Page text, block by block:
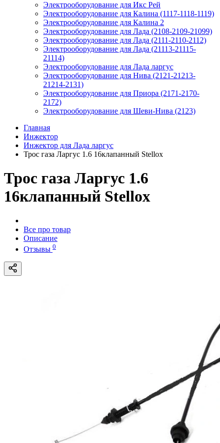
Электрооборудование для Икс Рей
Электрооборудование для Калина (1117-1118-1119)
Электрооборудование для Калина 2
Электрооборудование для Лада (2108-2109-21099)
Электрооборудование для Лада (2111-2110-2112)
Электрооборудование для Лада (21113-21115-
21114)
Электрооборудование для Лада ларгус
Электрооборудование для Нива (2121-21213-
21214-2131)
Электрооборудование для Приора (2171-2170-
2172)
Электрооборудование для Шеви-Нива (2123)
Главная
Инжектор
Инжектор для Лада ларгус
Трос газа Ларгус 1.6 16клапанный Stellox
Трос газа Ларгус 1.6
16клапанный Stellox
Все про товар
Описание
Отзывы 0